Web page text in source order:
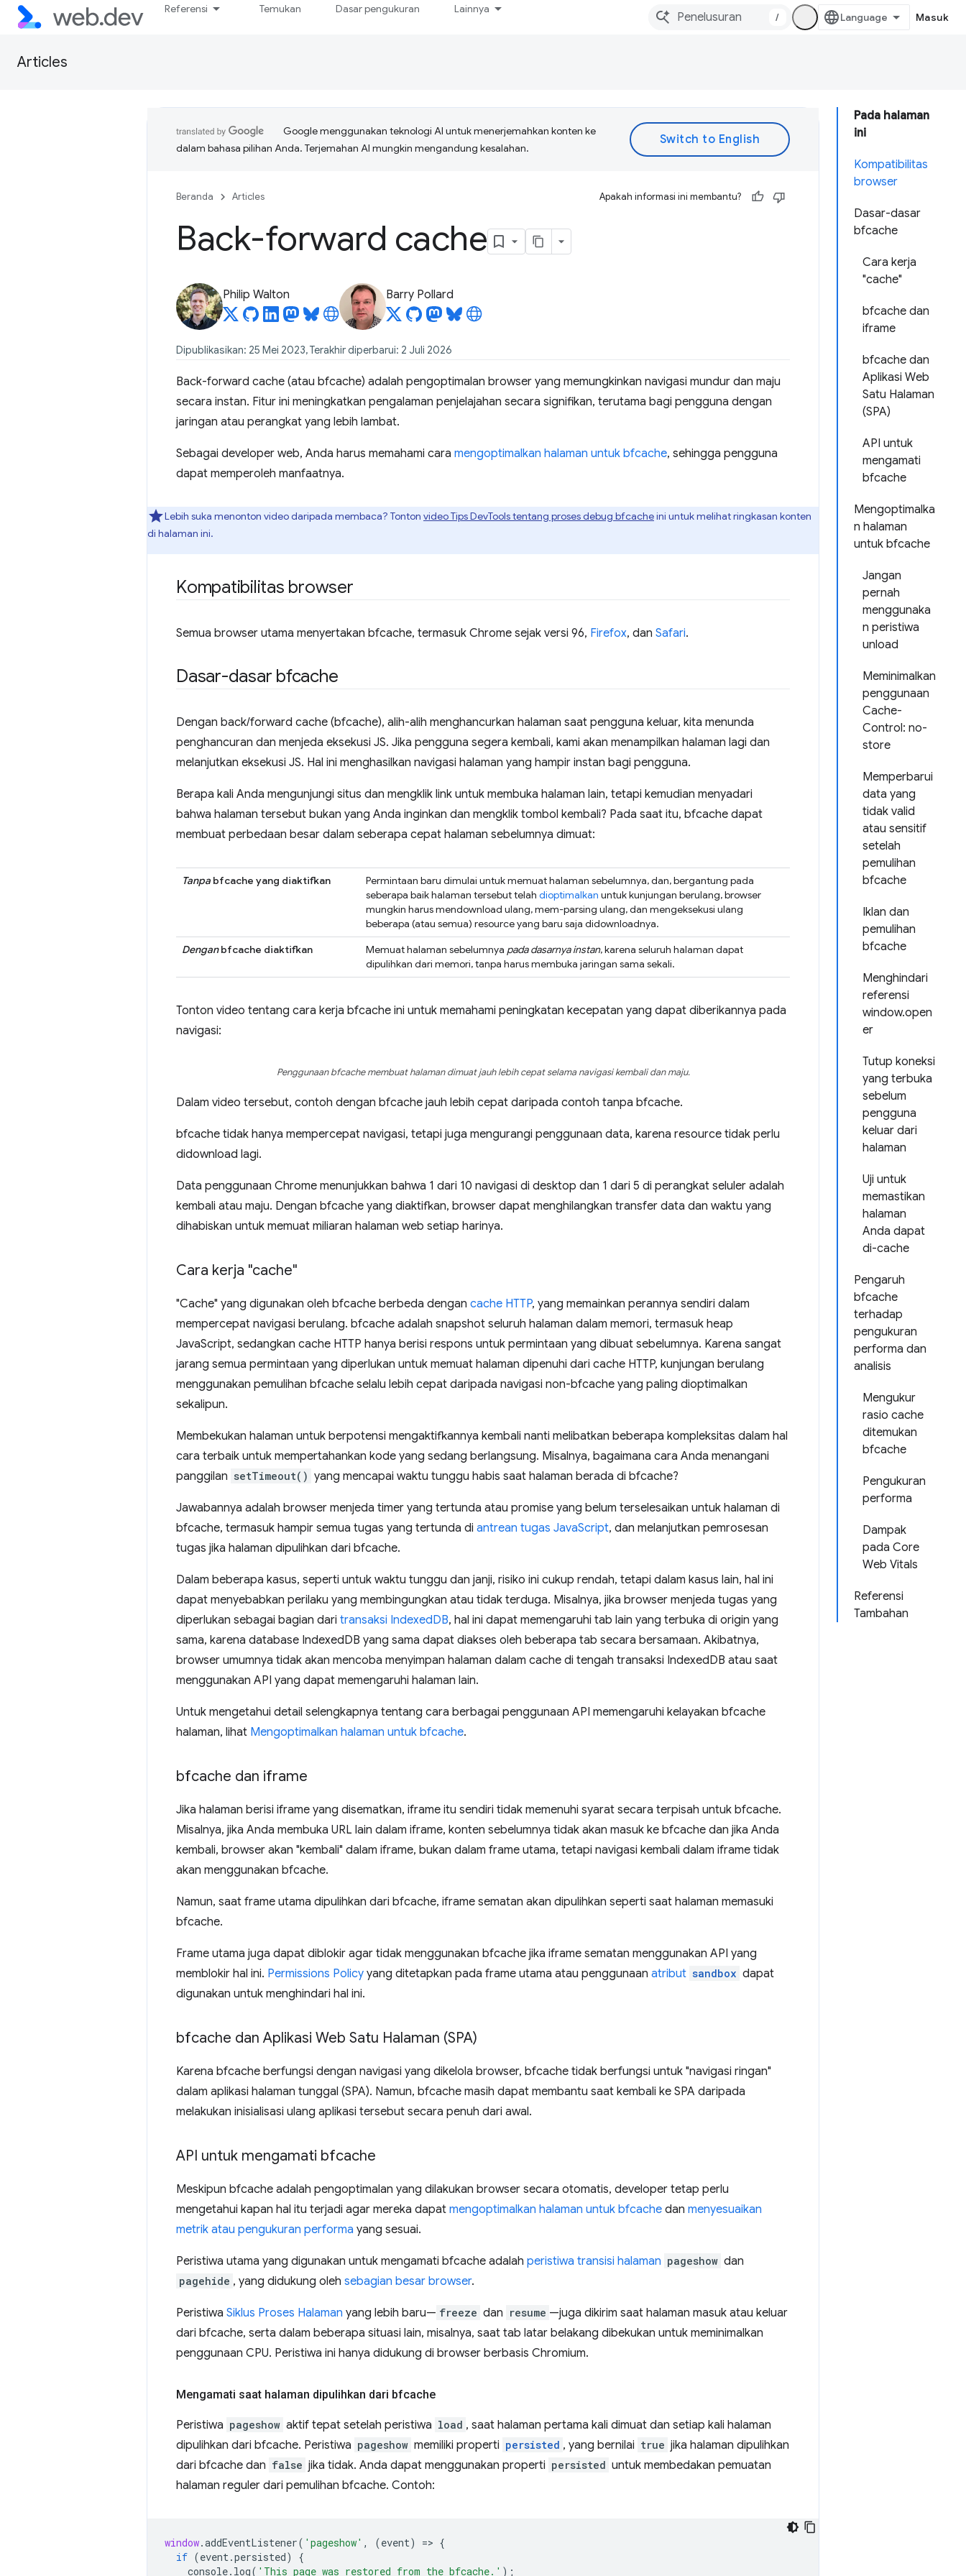
Referensi Temukan Dasar pengukuran Lainnya
/ Masuk
Articles
Pada halaman
ini
Kompatibilitas
browser
Dasar-dasar
bfcache
Cara kerja
"cache"
bfcache dan
iframe
bfcache dan
Aplikasi Web
Satu Halaman
(SPA)
API untuk
mengamati
bfcache
Mengoptimalka
n halaman
untuk bfcache
Jangan
pernah
menggunaka
n peristiwa
unload
Meminimalkan
penggunaan
Cache-
Control: no-
store
Memperbarui
data yang
tidak valid
atau sensitif
setelah
pemulihan
bfcache
Iklan dan
pemulihan
bfcache
Menghindari
referensi
window.open
er
Tutup koneksi
yang terbuka
sebelum
pengguna
keluar dari
halaman
Uji untuk
memastikan
halaman
Anda dapat
di-cache
Pengaruh
bfcache
terhadap
pengukuran
performa dan
analisis
Mengukur
rasio cache
ditemukan
bfcache
Pengukuran
performa
Dampak
pada Core
Web Vitals
Referensi
Tambahan
Google menggunakan teknologi AI untuk menerjemahkan konten ke
dalam bahasa pilihan Anda. Terjemahan AI mungkin mengandung kesalahan.
Beranda Articles Apakah informasi ini membantu?
Back-forward cache
Philip Walton Barry Pollard
Dipublikasikan: 25 Mei 2023, Terakhir diperbarui: 2 Juli 2026
Back-forward cache (atau bfcache) adalah pengoptimalan browser yang memungkinkan navigasi mundur dan maju
secara instan. Fitur ini meningkatkan pengalaman penjelajahan secara signifikan, terutama bagi pengguna dengan
jaringan atau perangkat yang lebih lambat.
Sebagai developer web, Anda harus memahami cara mengoptimalkan halaman untuk bfcache, sehingga pengguna
dapat memperoleh manfaatnya.
Lebih suka menonton video daripada membaca? Tonton video Tips DevTools tentang proses debug bfcacheini untuk melihat ringkasan konten
di halaman ini.
Kompatibilitas browser
Semua browser utama menyertakan bfcache, termasuk Chrome sejak versi 96, Firefox, dan Safari.
Dasar-dasar bfcache
Dengan back/forward cache (bfcache), alih-alih menghancurkan halaman saat pengguna keluar, kita menunda
penghancuran dan menjeda eksekusi JS. Jika pengguna segera kembali, kami akan menampilkan halaman lagi dan
melanjutkan eksekusi JS. Hal ini menghasilkan navigasi halaman yang hampir instan bagi pengguna.
Berapa kali Anda mengunjungi situs dan mengklik link untuk membuka halaman lain, tetapi kemudian menyadari
bahwa halaman tersebut bukan yang Anda inginkan dan mengklik tombol kembali? Pada saat itu, bfcache dapat
membuat perbedaan besar dalam seberapa cepat halaman sebelumnya dimuat:
Tanpa bfcache yang diaktifkan
Permintaan baru dimulai untuk memuat halaman sebelumnya, dan, bergantung pada
seberapa baik halaman tersebut telah dioptimalkan untuk kunjungan berulang, browser
mungkin harus mendownload ulang, mem-parsing ulang, dan mengeksekusi ulang
beberapa (atau semua) resource yang baru saja didownloadnya.
Denganbfcache diaktifkan Memuat halaman sebelumnya pada dasarnya instan, karena seluruh halaman dapat
dipulihkan dari memori, tanpa harus membuka jaringan sama sekali.
Tonton video tentang cara kerja bfcache ini untuk memahami peningkatan kecepatan yang dapat diberikannya pada
navigasi:
Penggunaan bfcache membuat halaman dimuat jauh lebih cepat selama navigasi kembali dan maju.
Dalam video tersebut, contoh dengan bfcache jauh lebih cepat daripada contoh tanpa bfcache.
bfcache tidak hanya mempercepat navigasi, tetapi juga mengurangi penggunaan data, karena resource tidak perlu
didownload lagi.
Data penggunaan Chrome menunjukkan bahwa 1 dari 10 navigasi di desktop dan 1 dari 5 di perangkat seluler adalah
kembali atau maju. Dengan bfcache yang diaktifkan, browser dapat menghilangkan transfer data dan waktu yang
dihabiskan untuk memuat miliaran halaman web setiap harinya.
Cara kerja "cache"
"Cache" yang digunakan oleh bfcache berbeda dengan cache HTTP, yang memainkan perannya sendiri dalam
mempercepat navigasi berulang. bfcache adalah snapshot seluruh halaman dalam memori, termasuk heap
JavaScript, sedangkan cache HTTP hanya berisi respons untuk permintaan yang dibuat sebelumnya. Karena sangat
jarang semua permintaan yang diperlukan untuk memuat halaman dipenuhi dari cache HTTP, kunjungan berulang
menggunakan pemulihan bfcache selalu lebih cepat daripada navigasi non-bfcache yang paling dioptimalkan
sekalipun.
Membekukan halaman untuk berpotensi mengaktifkannya kembali nanti melibatkan beberapa kompleksitas dalam hal
cara terbaik untuk mempertahankan kode yang sedang berlangsung. Misalnya, bagaimana cara Anda menangani
panggilan setTimeout() yang mencapai waktu tunggu habis saat halaman berada di bfcache?
Jawabannya adalah browser menjeda timer yang tertunda atau promise yang belum terselesaikan untuk halaman di
bfcache, termasuk hampir semua tugas yang tertunda di antrean tugas JavaScript, dan melanjutkan pemrosesan
tugas jika halaman dipulihkan dari bfcache.
Dalam beberapa kasus, seperti untuk waktu tunggu dan janji, risiko ini cukup rendah, tetapi dalam kasus lain, hal ini
dapat menyebabkan perilaku yang membingungkan atau tidak terduga. Misalnya, jika browser menjeda tugas yang
diperlukan sebagai bagian dari transaksi IndexedDB, hal ini dapat memengaruhi tab lain yang terbuka di origin yang
sama, karena database IndexedDB yang sama dapat diakses oleh beberapa tab secara bersamaan. Akibatnya,
browser umumnya tidak akan mencoba menyimpan halaman dalam cache di tengah transaksi IndexedDB atau saat
menggunakan API yang dapat memengaruhi halaman lain.
Untuk mengetahui detail selengkapnya tentang cara berbagai penggunaan API memengaruhi kelayakan bfcache
halaman, lihat Mengoptimalkan halaman untuk bfcache.
bfcache dan iframe
Jika halaman berisi iframe yang disematkan, iframe itu sendiri tidak memenuhi syarat secara terpisah untuk bfcache.
Misalnya, jika Anda membuka URL lain dalam iframe, konten sebelumnya tidak akan masuk ke bfcache dan jika Anda
kembali, browser akan "kembali" dalam iframe, bukan dalam frame utama, tetapi navigasi kembali dalam iframe tidak
akan menggunakan bfcache.
Namun, saat frame utama dipulihkan dari bfcache, iframe sematan akan dipulihkan seperti saat halaman memasuki
bfcache.
Frame utama juga dapat diblokir agar tidak menggunakan bfcache jika iframe sematan menggunakan API yang
memblokir hal ini. Permissions Policy yang ditetapkan pada frame utama atau penggunaan atribut sandbox dapat
digunakan untuk menghindari hal ini.
bfcache dan Aplikasi Web Satu Halaman (SPA)
Karena bfcache berfungsi dengan navigasi yang dikelola browser, bfcache tidak berfungsi untuk "navigasi ringan"
dalam aplikasi halaman tunggal (SPA). Namun, bfcache masih dapat membantu saat kembali ke SPA daripada
melakukan inisialisasi ulang aplikasi tersebut secara penuh dari awal.
API untuk mengamati bfcache
Meskipun bfcache adalah pengoptimalan yang dilakukan browser secara otomatis, developer tetap perlu
mengetahui kapan hal itu terjadi agar mereka dapat mengoptimalkan halaman untuk bfcache dan menyesuaikan
metrik atau pengukuran performa yang sesuai.
Peristiwa utama yang digunakan untuk mengamati bfcache adalah peristiwa transisi halaman pageshow dan
pagehide , yang didukung oleh sebagian besar browser.
Peristiwa Siklus Proses Halaman yang lebih baru— freeze dan resume —juga dikirim saat halaman masuk atau keluar
dari bfcache, serta dalam beberapa situasi lain, misalnya, saat tab latar belakang dibekukan untuk meminimalkan
penggunaan CPU. Peristiwa ini hanya didukung di browser berbasis Chromium.
Mengamati saat halaman dipulihkan dari bfcache
Peristiwa pageshow aktif tepat setelah peristiwa load , saat halaman pertama kali dimuat dan setiap kali halaman
dipulihkan dari bfcache. Peristiwa pageshow memiliki properti persisted , yang bernilai true jika halaman dipulihkan
dari bfcache dan false jika tidak. Anda dapat menggunakan properti persisted untuk membedakan pemuatan
halaman reguler dari pemulihan bfcache. Contoh:
window.addEventListener( 'pageshow' , (event) => {
if (event.persisted)
{
console. log( 'This page was restored from the bfcache.' );